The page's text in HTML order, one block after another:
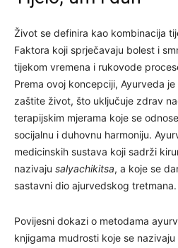
Život se definira kao kombinacija
Faktora koji sprječavaju bolest i
tijekom vremena i rukovode
Prema ovoj koncepciji, Ayurveda
zaštite život, što uključuje zdrav
terapijskim mjerama koje se
socijalnu i duhovnu harmoniju.
medicinskih sustava koji sadrži
nazivaju salyachikitsa, a koje se
sastavni dio ajurvedskog tretmana.
Povijesni dokazi o metodama
knjigama mudrosti koje se